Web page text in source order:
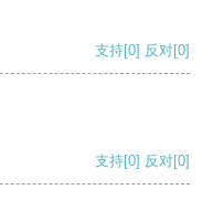
支持[0] 反对[0]
支持[0] 反对[0]